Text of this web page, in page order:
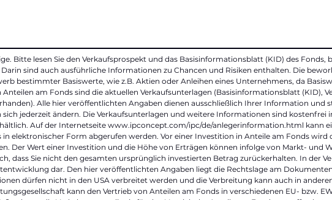
Bitte lesen Sie den Verkaufsprospekt und das Basisinformationsblatt (KID) des Fonds,
sind auch ausführliche Informationen zu Chancen und Risiken enthalten. Die
bestimmter Basiswerte, wie z.B. Aktien oder Anleihen eines Unternehmens, da
am Fonds sind die aktuellen Verkaufsunterlagen (Basisinformationsblatt (KID),
Alle hier veröffentlichten Angaben dienen ausschließlich Ihrer Information und
jederzeit ändern. Die Verkaufsunterlagen und weitere Informationen sind kostenfrei
Auf der Internetseitewww.ipconcept.com/ipc/de/anlegerinformation.html kann
in elektronischer Form abgerufen werden. Vor einer Investition in Anteile am Fonds
Der Wert einer Investition und die Höhe von Erträgen können infolge von Markt- und
dass Sie nicht den gesamten ursprünglich investierten Betrag zurückerhalten. In der
dar. Den hier veröffentlichten Angaben liegt die Rechtslage am
dürfen nicht in den USA verbreitet werden und die Verbreitung kann auch in
kann den Vertrieb von Anteilen am Fonds in verschiedenen EU- bzw.